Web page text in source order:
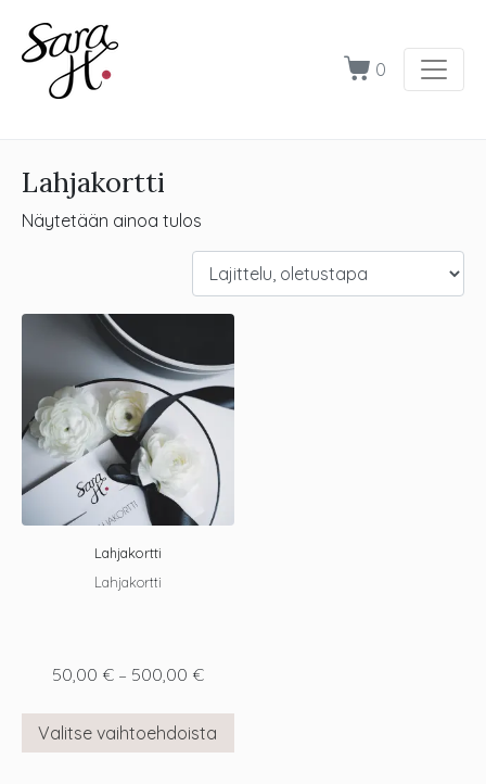
0
Lahjakortti
Näytetään ainoa tulos
Lahjakortti
Lahjakortti
50,00 € – 500,00 €
Valitse vaihtoehdoista